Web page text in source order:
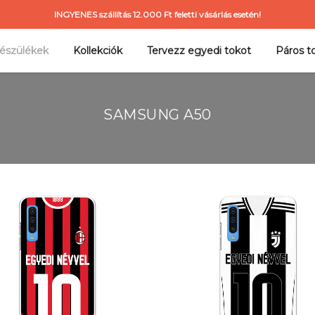
INGYENES szállítás 12.000 Ft feletti vásárlás esetén!
Kollekciók Tervezz egyedi tokot Páros
SAMSUNG A50